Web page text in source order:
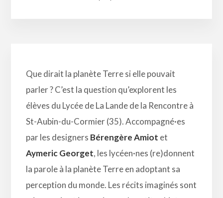
Que dirait la planète Terre si elle pouvait
parler ? C’est la question qu’explorent les
élèves du Lycée de La Lande de la Rencontre à
St-Aubin-du-Cormier (35). Accompagné·es
par les designers Bérengère Amiot et
Aymeric Georget, les lycéen·nes (re)donnent
la parole à la planète Terre en adoptant sa
perception du monde. Les récits imaginés sont